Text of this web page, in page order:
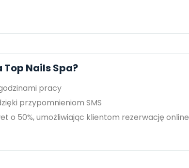
Nails Spa?
pracy
przypomnieniom SMS
o 50%, umożliwiając klientom rezerwację online